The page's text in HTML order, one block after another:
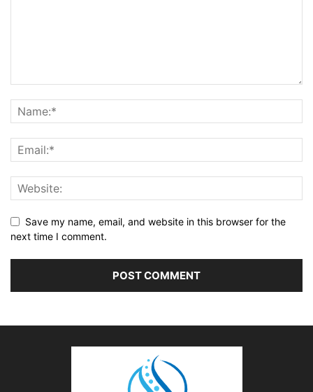
Save my name, email, and website in this browser for the
next time I comment.